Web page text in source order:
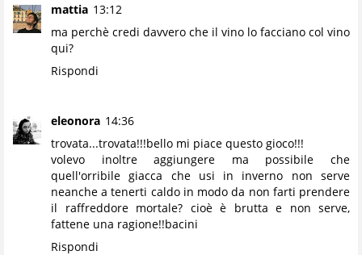
mattia 13:12
ma perchè credi davvero che il vino lo facciano col vino
qui?
Rispondi
eleonora 14:36
trovata...trovata!!!bello mi piace questo gioco!!!
volevo inoltre aggiungere ma possibile che
quell'orribile giacca che usi in inverno non serve
neanche a tenerti caldo in modo da non farti prendere
il raffreddore mortale? cioè è brutta e non serve,
fattene una ragione!!bacini
Rispondi